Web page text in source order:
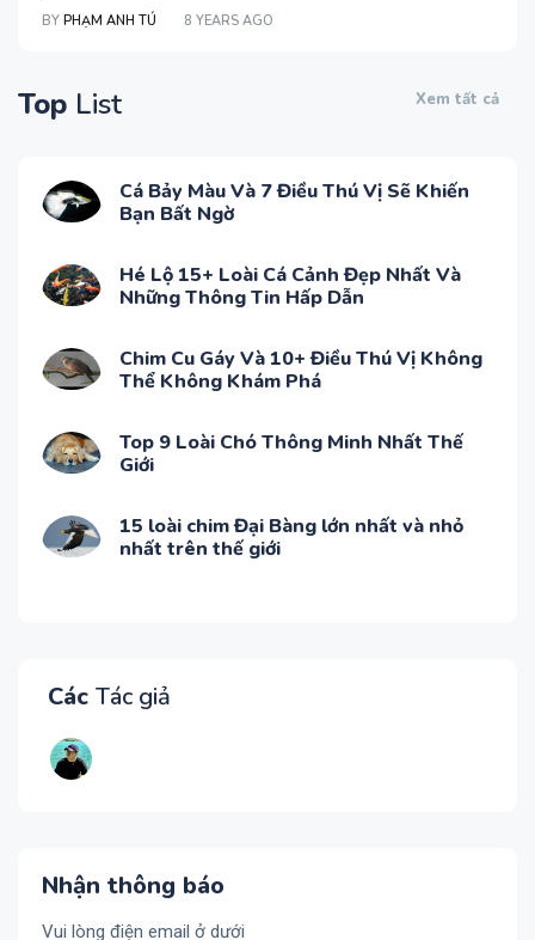
BY PHẠM ANH TÚ 8 YEARS AGO
Top List Xem tất cả
Cá Bảy Màu Và 7 Điều Thú Vị Sẽ Khiến
Bạn Bất Ngờ
Hé Lộ 15+ Loài Cá Cảnh Đẹp Nhất Và
Những Thông Tin Hấp Dẫn
Chim Cu Gáy Và 10+ Điều Thú Vị Không
Thể Không Khám Phá
Top 9 Loài Chó Thông Minh Nhất Thế
Giới
15 loài chim Đại Bàng lớn nhất và nhỏ
nhất trên thế giới
Các Tác giả
Nhận thông báo
Vui lòng điện email ở dưới